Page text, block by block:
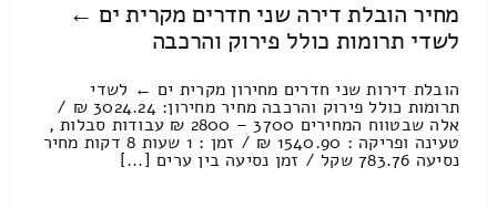
מחיר הובלת דירה שני חדרים מקרית ים ←
לשדי תרומות כולל פירוק והרכבה
הובלת דירות שני חדרים מחירון מקרית ים ← לשדי
תרומות כולל פירוק והרכבה מחיר מחירון: 3024.24 ₪ /
אלה שבטווח המחירים 3700 – 2800 ₪ עבודות סבלות ,
טעינה ופריקה : 1540.90 ₪ / זמן : 1 שעות 8 דקות מחיר
נסיעה 783.76 שקל / זמן נסיעה בין ערים [...]